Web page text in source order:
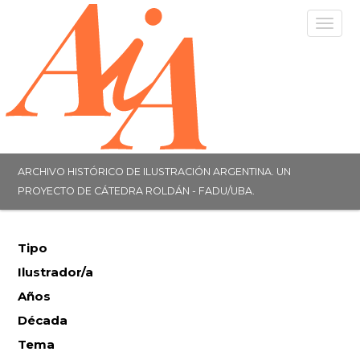
ARCHIVO HISTÓRICO DE ILUSTRACIÓN ARGENTINA. UN
PROYECTO DE CÁTEDRA ROLDÁN - FADU/UBA.
Tipo
Ilustrador/a
Años
Década
Tema